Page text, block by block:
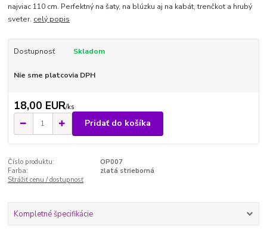
najviac 110 cm. Perfektný na šaty, na blúzku aj na kabát, trenčkot a hrubý
sveter. celý popis
Dostupnosť Skladom
Nie sme platcovia DPH
18,00 EUR/ks
Pridať do košíka
Číslo produktu:
OP007
Farba:
zlatá strieborná
Strážiť cenu / dostupnosť
Kompletné špecifikácie